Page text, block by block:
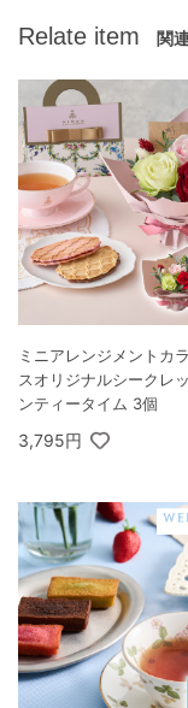
Relate item 関
ミニアレンジメントカ
スオリジナルシークレ
ンティータイム 3個
3,795円